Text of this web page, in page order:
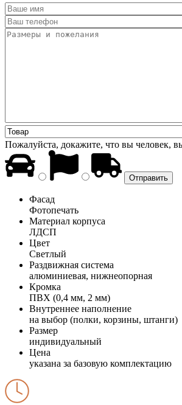
Пожалуйста, докажите, что вы человек,
Фасад
Фотопечать
Материал корпуса
ЛДСП
Цвет
Светлый
Раздвижная система
алюминиевая, нижнеопорная
Кромка
ПВХ (0,4 мм, 2 мм)
Внутреннее наполнение
на выбор (полки, корзины, штанги)
Размер
индивидуальный
Цена
указана за базовую комплектацию